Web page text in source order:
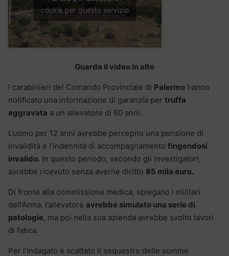
cookie per questo servizio
Guarda il video in alto
I carabinieri del Comando Provinciale di Palermo hanno
notificato una informazione di garanzia per truffa
aggravata a un allevatore di 60 anni.
L’uomo per 12 anni avrebbe percepito una pensione di
invalidità e l’indennità di accompagnamento fingendosi
invalido. In questo periodo, secondo gli investigatori,
avrebbe ricevuto senza averne diritto 85 mila euro.
Di fronte alla commissione medica, spiegano i militari
dell’Arma, l’allevatore avrebbe simulato una serie di
patologie, ma poi nella sua azienda avrebbe svolto lavori
di fatica.
Per l’indagato è scattato il sequestro delle somme